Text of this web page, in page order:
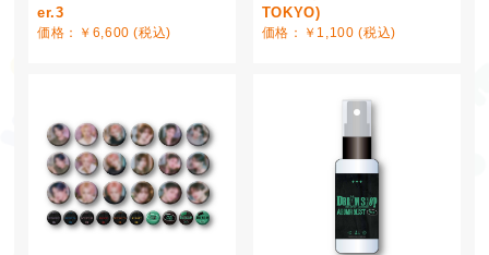
er.3
価格：￥6,600 (税込)
TOKYO)
価格：￥1,100 (税込)